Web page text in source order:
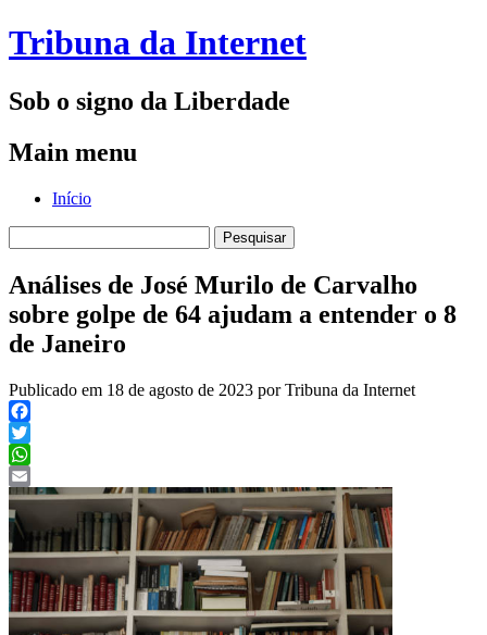
Tribuna da Internet
Sob o signo da Liberdade
Main menu
Skip
Início
por:
Análises de José Murilo de Carvalho
sobre golpe de 64 ajudam a entender o 8
de Janeiro
Publicado em 18 de agosto de 2023 por Tribuna da Internet
Facebook
Twitter
WhatsApp
Email